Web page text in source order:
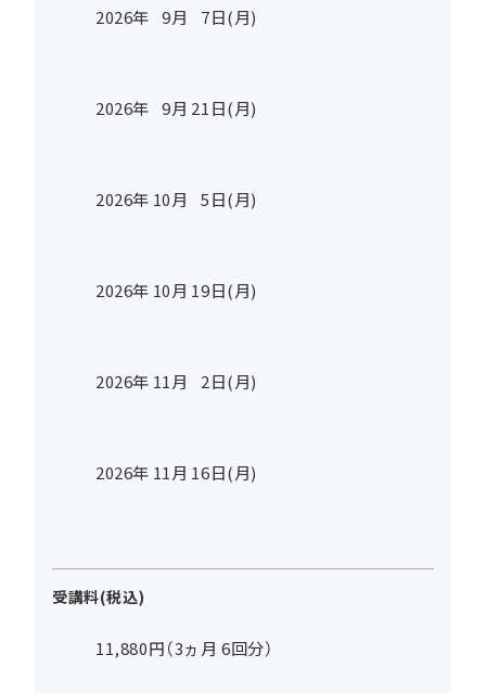
2026年 9月 7日(月)
2026年 9月 21日(月)
2026年 10月 5日(月)
2026年 10月 19日(月)
2026年 11月 2日(月)
2026年 11月 16日(月)
受講料(税込)
11,880円（3ヵ月 6回分）